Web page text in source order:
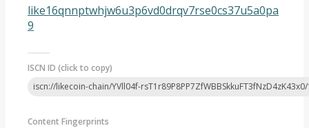
like16qnnptwhjw6u3p6vd0drqv7rse0cs37u5a0pa
9
ISCN ID (click to copy)
iscn://likecoin-chain/YVll04f-
Content Fingerprints